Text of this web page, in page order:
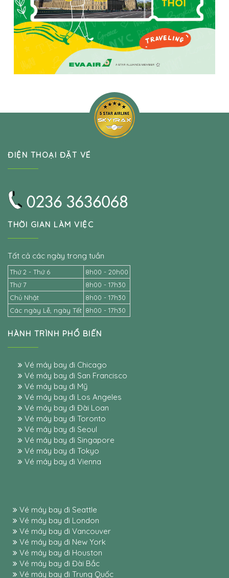
ĐIỆN THOẠI ĐẶT VÉ
THỜI GIAN LÀM VIỆC
Tất cả các ngày trong tuần
Thứ 2 - Thứ 6
8h00 - 20h00
Thứ 7
8h00 - 17h30
Chủ Nhật
8h00 - 17h30
Các ngày Lễ, ngày Tết 8h00 - 17h30
HÀNH TRÌNH PHỔ BIẾN
Vé máy bay đi Chicago
Vé máy bay đi San Francisco
Vé máy bay đi Mỹ
Vé máy bay đi Los Angeles
Vé máy bay đi Đài Loan
Vé máy bay đi Toronto
Vé máy bay đi Seoul
Vé máy bay đi Singapore
Vé máy bay đi Tokyo
Vé máy bay đi Vienna
Vé máy bay đi Seattle
Vé máy bay đi London
Vé máy bay đi Vancouver
Vé máy bay đi New York
Vé máy bay đi Houston
Vé máy bay đi Đài Bắc
Vé máy bay đi Trung Quốc